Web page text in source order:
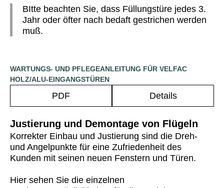
BItte beachten Sie, dass Füllungstüre jedes 3.
Jahr oder öfter nach bedaft gestrichen werden
muß.
WARTUNGS- UND PFLEGEANLEITUNG FÜR VELFAC
HOLZ/ALU-EINGANGSTÜREN
PDF Details
Justierung und Demontage von Flügeln
Korrekter Einbau und Justierung sind die Dreh-
und Angelpunkte für eine Zufriedenheit des
Kunden mit seinen neuen Fenstern und Türen.
Hier sehen Sie die einzelnen